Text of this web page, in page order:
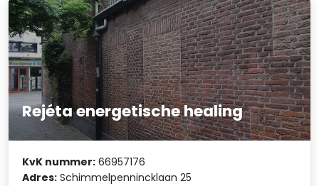
Rejéta energetische healing
KvK nummer: 66957176
Adres: Schimmelpennincklaan 25